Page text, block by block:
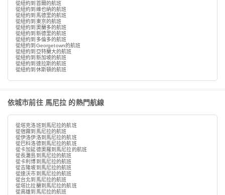
從紐約到首爾的航班
從紐約到維也納的航班
從紐約到馬德里的航班
從紐約到東京的航班
從紐約到奧蘭多的航班
從紐約到新德里的航班
從紐約到多倫多的航班
從紐約到Georgetown的航班
從紐約到亞特蘭大的航班
從紐約到新加坡的航班
從紐約到達拉斯的航班
從紐約到休斯頓的航班
依城市前往 馬尼拉 的熱門航線
從塔克洛班到馬尼拉的航班
從宿霧到馬尼拉的航班
從伊洛伊洛到馬尼拉的航班
從巴科洛德到馬尼拉的航班
從卡加延德奧羅到馬尼拉的航班
從長灘島到馬尼拉的航班
從卡利博到馬尼拉的航班
從吉隆坡到馬尼拉的航班
從達沃市到馬尼拉的航班
從台北到馬尼拉的航班
從塔比拉蘭到馬尼拉的航班
從高雄到馬尼拉的航班